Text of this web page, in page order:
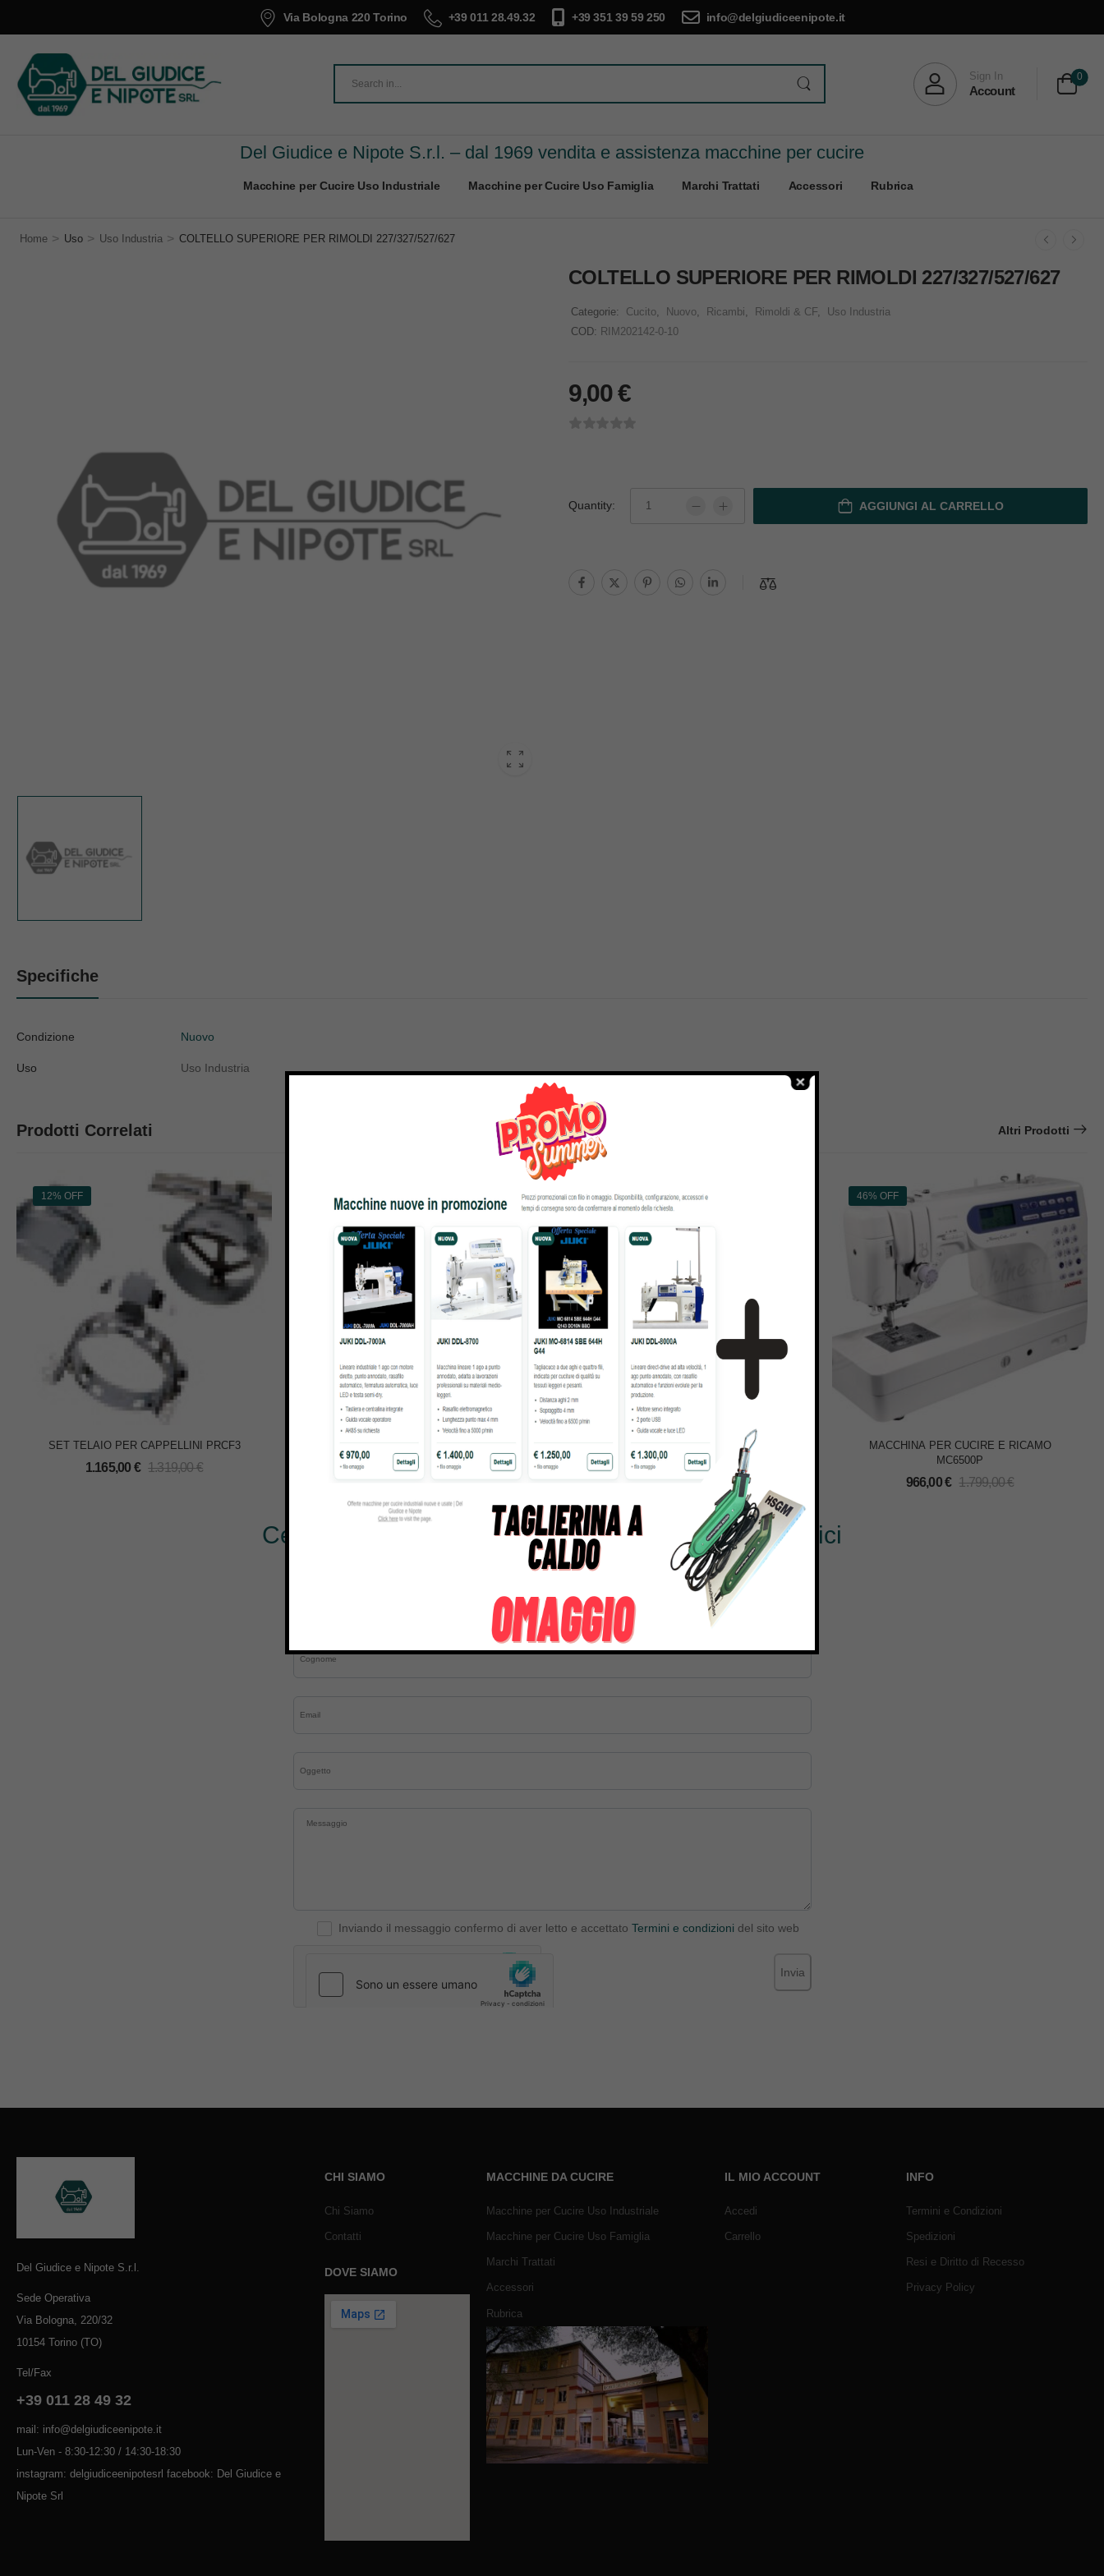
Via Bologna 220 Torino +39 011 28.49.32 +39 351 39 59 250 info@delgiudiceenipote.it
Sign In
Account
0
Del Giudice e Nipote S.r.l. – dal 1969 vendita e assistenza macchine per cucire
Macchine per Cucire Uso Industriale Macchine per Cucire Uso Famiglia Marchi Trattati Accessori Rubrica
Home > Uso > Uso Industria > COLTELLO SUPERIORE PER RIMOLDI 227/327/527/627
COLTELLO SUPERIORE PER RIMOLDI 227/327/527/627
Categorie: Cucito Nuovo Ricambi Rimoldi & CF
Uso Industria
COD: RIM202142-0-10
9,00€
Quantity: AGGIUNGI AL CARRELLO
Specifiche
Condizione Nuovo
Uso Uso Industria
Prodotti Correlati Altri Prodotti
12% OFF
SET TELAIO PER CAPPELLINI PRCF3
1.165,00 € 1.319,00€
16% OFF
JUBILEE
22% OFF
MACCHINA PER CUCIRE PFAFF AMBITION
1.0
€
46% OFF
MACCHINA PER CUCIRE E RICAMO
MC6500P
966,00€ 1.799,00€
Cerchi altre informazioni su questo prodotto? Scrivici
Inviando il messaggio confermo di aver letto e accettato Termini e condizioni del sito web
Invia
Del Giudice e Nipote S.r.l.
Sede Operativa
Via Bologna, 220/32
10154 Torino (TO)
Tel/Fax
+39 011 28 49 32
mail: info@delgiudiceenipote.it
Lun-Ven - 8:30-12:30 / 14:30-18:30
instagram: delgiudiceenipotesrl facebook: Del Giudice e
Nipote Srl
CHI SIAMO
Chi Siamo
Contatti
DOVE SIAMO
MACCHINE DA CUCIRE
Macchine per Cucire Uso Industriale
Macchine per Cucire Uso Famiglia
Marchi Trattati
Accessori
Rubrica
IL MIO ACCOUNT
Accedi
Carrello
INFO
Termini e Condizioni
Spedizioni
Resi e Diritto di Recesso
Privacy Policy